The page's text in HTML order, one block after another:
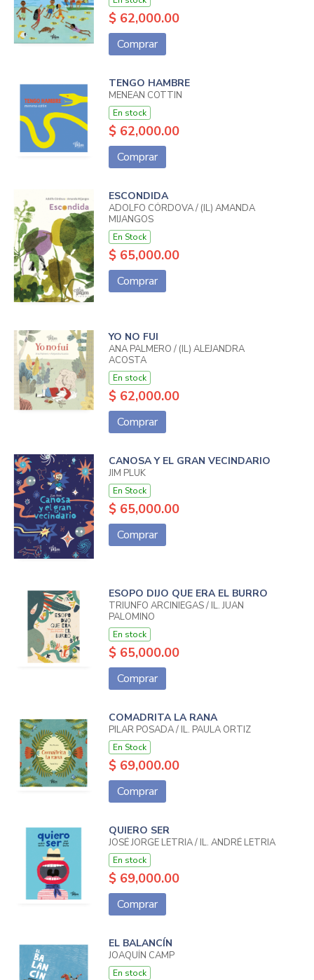
$ 62,000.00
Comprar
TENGO HAMBRE
MENEAN COTTIN
En stock
$ 62,000.00
Comprar
ESCONDIDA
ADOLFO CÓRDOVA / (IL) AMANDA
MIJANGOS
En Stock
$ 65,000.00
Comprar
YO NO FUI
ANA PALMERO / (IL) ALEJANDRA
ACOSTA
En stock
$ 62,000.00
Comprar
CANOSA Y EL GRAN VECINDARIO
JIM PLUK
En Stock
$ 65,000.00
Comprar
ESOPO DIJO QUE ERA EL BURRO
TRIUNFO ARCINIEGAS / IL. JUAN
PALOMINO
En stock
$ 65,000.00
Comprar
COMADRITA LA RANA
PILAR POSADA / IL. PAULA ORTIZ
En Stock
$ 69,000.00
Comprar
QUIERO SER
JOSÉ JORGE LETRIA / IL. ANDRÉ LETRIA
En stock
$ 69,000.00
Comprar
EL BALANCÍN
JOAQUÍN CAMP
En stock